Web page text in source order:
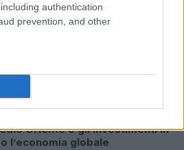
authentication
prevention, and other
Oriente e gli investimenti in
l’economia globale